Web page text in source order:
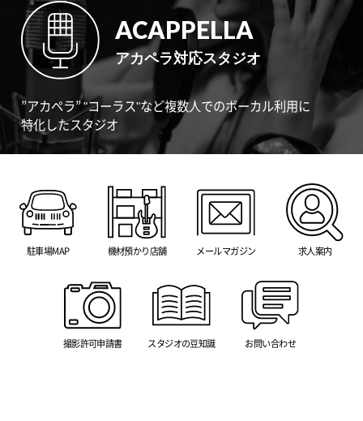
ACAPPELLA
アカペラ対応スタジオ
”アカペラ” "コーラス"など複数人でのボーカル利用に
特化したスタジオ
駐車場MAP 機材預かり店舗 メールマガジン 求人案内
撮影許可申請書 スタジオの豆知識 お問い合わせ